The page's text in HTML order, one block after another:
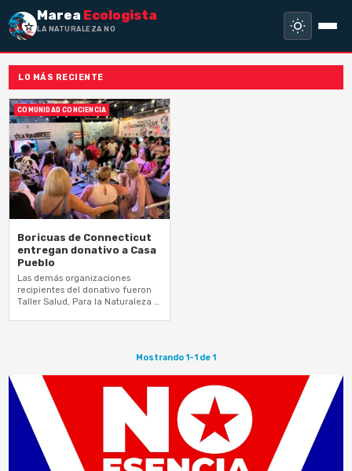
Marea Ecologista
LA NATURALEZA NO HA
LO MÁS RECIENTE
COMUNIDAD CONCIENCIA
Boricuas de Connecticut
entregan donativo a Casa
Pueblo
Las demás organizaciones
recipientes del donativo fueron
Taller Salud, Para la Naturaleza y
Mostrando 1-1 de 1